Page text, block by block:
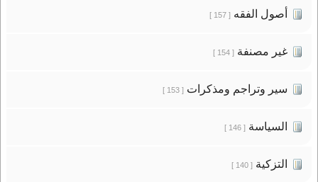
أصول الفقه[ 157 ]
غير مصنفة[ 154 ]
سير وتراجم ومذكرات[ 153 ]
السياسة[ 146 ]
التزكية[ 140 ]